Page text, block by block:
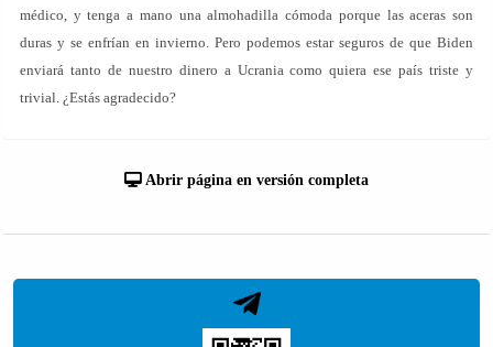
médico, y tenga a mano una almohadilla cómoda porque las aceras son
duras y se enfrían en invierno. Pero podemos estar seguros de que Biden
enviará tanto de nuestro dinero a Ucrania como quiera ese país triste y
trivial. ¿Estás agradecido?
Abrir página en versión completa